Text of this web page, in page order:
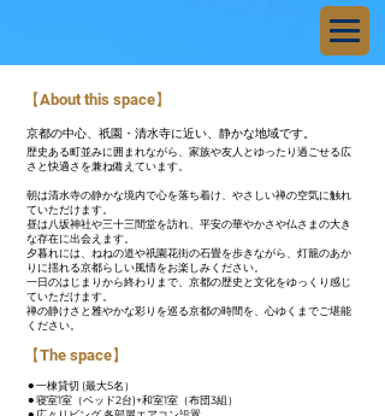
【About this space】
京都の中心、祇園・清水寺に近い、静かな地域です。
歴史ある町並みに囲まれながら、家族や友人とゆったり過ごせる広
さと快適さを兼ね備えています。
朝は清水寺の静かな境内で心を落ち着け、やさしい禅の空気に触れ
ていただけます。
昼は八坂神社や三十三間堂を訪れ、平安の華やかさや仏さまの大き
な存在に出会えます。
夕暮れには、ねねの道や祇園花街の石畳を歩きながら、灯籠のあか
りに揺れる京都らしい風情をお楽しみください。
一日のはじまりから終わりまで、京都の歴史と文化をゆっくり感じ
ていただけます。
禅の静けさと雅やかな彩りを巡る京都の時間を、心ゆくまでご堪能
ください。
【The space】
⚫︎一棟貸切 (最大5名）
⚫︎寝室1室（ベッド2台)+和室1室（布団3組）